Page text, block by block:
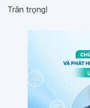
Trân trọng!